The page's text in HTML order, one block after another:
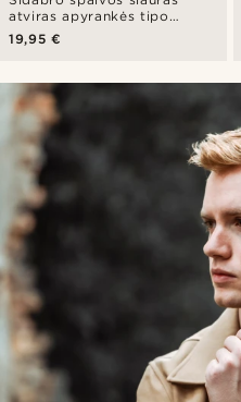
atviras apyrankės tipo
žiedas
19,95 €